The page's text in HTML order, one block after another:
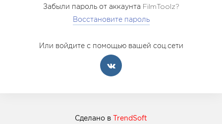
Забыли пароль от аккаунта FilmToolz?
Восстановите пароль
Или войдите с помощью вашей соц.сети
Сделано в TrendSoft